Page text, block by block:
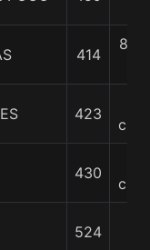
414
8 1/
423
430
524